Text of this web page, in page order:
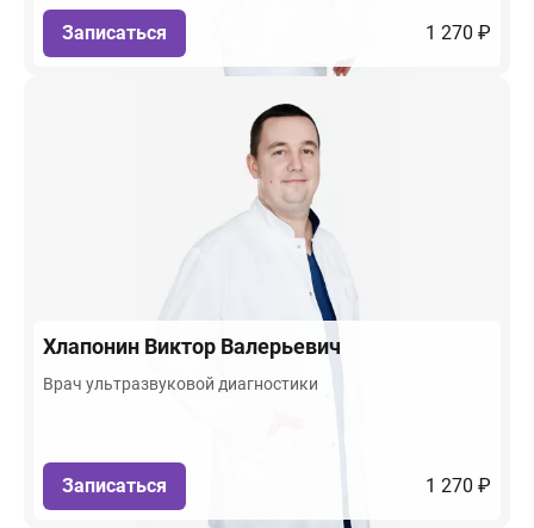
Записаться 1 270 ₽
Хлапонин Виктор Валерьевич
Врач ультразвуковой диагностики
Записаться 1 270 ₽